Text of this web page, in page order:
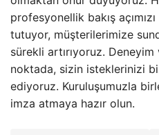
profesyonellik bakış
tutuyor, müşterilerimize
sürekli artırıyoruz. Deneyim
noktada, sizin isteklerinizi
ediyoruz. Kuruluşumuzla
imza atmaya hazır olun.